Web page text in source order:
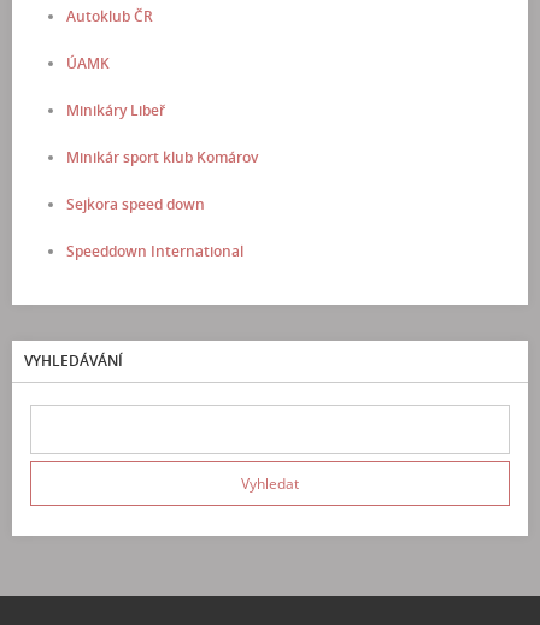
Autoklub ČR
ÚAMK
Minikáry Libeř
Minikár sport klub Komárov
Sejkora speed down
Speeddown International
VYHLEDÁVÁNÍ